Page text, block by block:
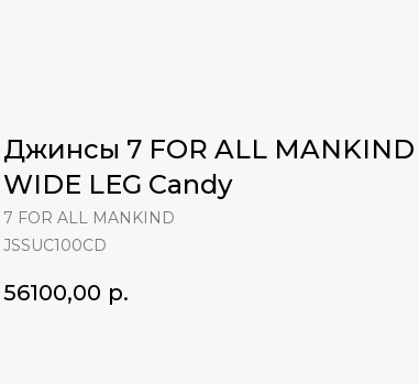
Джинсы 7 FOR ALL MANKIND
WIDE LEG Candy
7 FOR ALL MANKIND
JSSUC100CD
56100,00 р.